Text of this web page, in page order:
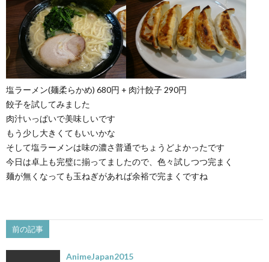
塩ラーメン(麺柔らかめ) 680円 + 肉汁餃子 290円
餃子を試してみました
肉汁いっぱいで美味しいです
もう少し大きくてもいいかな
そして塩ラーメンは味の濃さ普通でちょうどよかったです
今日は卓上も完璧に揃ってましたので、色々試しつつ完まく
麺が無くなっても玉ねぎがあれば余裕で完まくですね
前の記事
AnimeJapan2015